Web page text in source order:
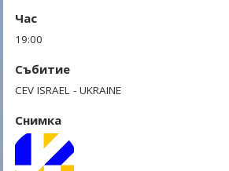
Час
19:00
Събитие
CEV ISRAEL - UKRAINE
Снимка